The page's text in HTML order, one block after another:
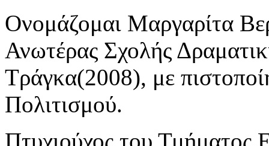
Ονομάζομαι Μαργαρίτα
Ανωτέρας Σχολής
Τράγκα(2008), με
Πολιτισμού.
Πτυχιούχος του Τμήματος